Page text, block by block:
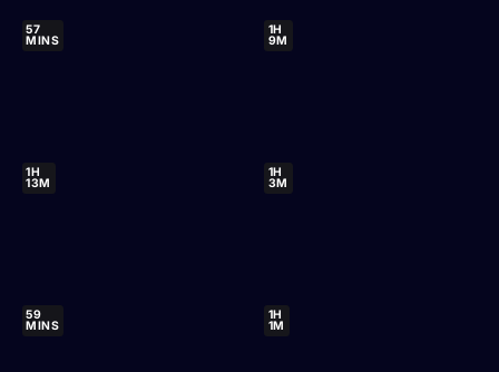
57
MINS
1H
9M
1H
13M
1H
3M
59
MINS
1H
1M